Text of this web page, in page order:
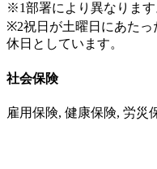
※1部署により異なります
※2祝日が土曜日にあたっ
休日としています。
社会保険
雇用保険, 健康保険, 労災